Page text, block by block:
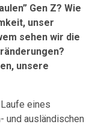
Gen Z? Wie
unser
sehen wir die
unsere
eines
und ausländischen